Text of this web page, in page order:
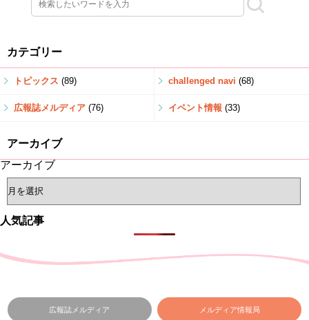
カテゴリー
トピックス (89) challenged navi (68)
広報誌メルディア (76) イベント情報 (33)
アーカイブ
アーカイブ
人気記事
広報誌メルディア メルディア情報局